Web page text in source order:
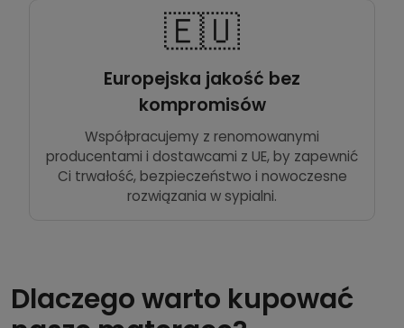
🇪🇺
Europejska jakość bez
kompromisów
Współpracujemy z renomowanymi
producentami i dostawcami z UE, by zapewnić
Ci trwałość, bezpieczeństwo i nowoczesne
rozwiązania w sypialni.
Dlaczego warto kupować